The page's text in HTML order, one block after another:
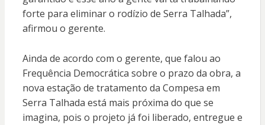
forte para eliminar o rodízio de Serra Talhada”,
afirmou o gerente.
Ainda de acordo com o gerente, que falou ao
Frequência Democrática sobre o prazo da obra, a
nova estação de tratamento da Compesa em
Serra Talhada está mais próxima do que se
imagina, pois o projeto já foi liberado, entregue e